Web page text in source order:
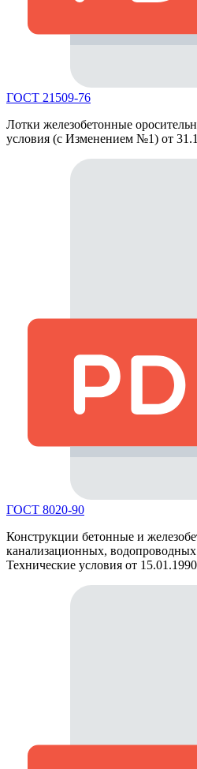
ГОСТ 21509-76
Лотки железобетонные
условия (с Изменением №1) от
ГОСТ 8020-90
Конструкции бетонные и
канализационных,
Технические условия от